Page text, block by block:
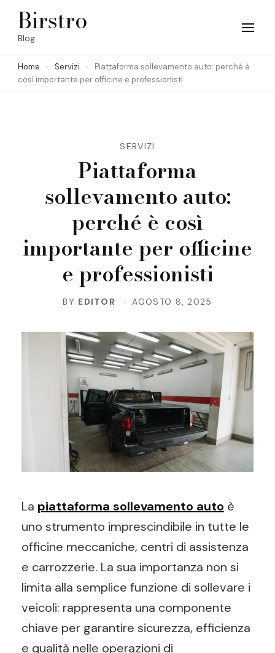
Skip
(Press
Birstro
Blog
Home Servizi
Piattaforma sollevamento auto: perché è
così importante per officine e professionisti
SERVIZI
Piattaforma
sollevamento auto:
perché è così
importante per officine
e professionisti
BY EDITOR AGOSTO 8, 2025
La piattaforma sollevamento auto è
uno strumento imprescindibile in tutte le
officine meccaniche, centri di assistenza
e carrozzerie. La sua importanza non si
limita alla semplice funzione di sollevare i
veicoli: rappresenta una componente
chiave per garantire sicurezza, efficienza
e qualità nelle operazioni di